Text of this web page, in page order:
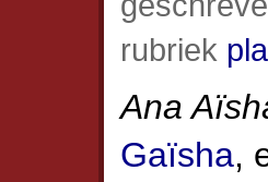
rubriek
Ana
Gaïsha,